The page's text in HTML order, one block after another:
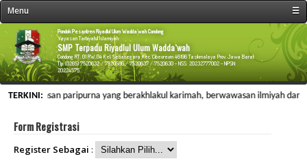
Menu
☰
« Beranda
Profil Sekolah
Fasilitas Sekolah
Kegiatan Sekolah
Data Personalia
Pondok Pesantren Riyadlul Ulum Wadda`wah Condong
Yayasan Tarbiyatul Islamiyah
SMP Terpadu Riyadlul Ulum Wadda`wah
Condong RT. 01 RW. 04 Kel. Setianegara Kec. Cibeureum 46196 Tasikmalaya Prov. Jawa Barat
Tlp. (0265) 7520632 / 7520586 / 7520637 / 7520630 - NSS: 20232777002 - NPSN:
20224575
TERKINI:insan paripurna yang berakhlakul karimah, berwawasan ilmiyah dan
Form Registrasi
Register Sebagai :